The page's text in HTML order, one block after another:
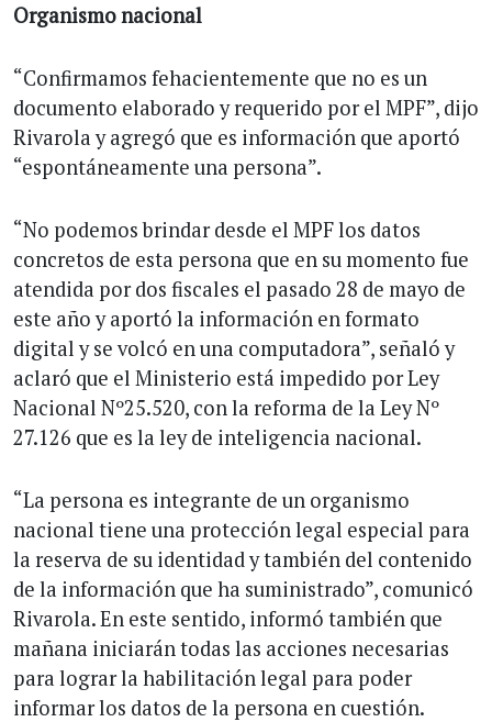
Organismo nacional
“Confirmamos fehacientemente que no es un
documento elaborado y requerido por el MPF”, dijo
Rivarola y agregó que es información que aportó
“espontáneamente una persona”.
“No podemos brindar desde el MPF los datos
concretos de esta persona que en su momento fue
atendida por dos fiscales el pasado 28 de mayo de
este año y aportó la información en formato
digital y se volcó en una computadora”, señaló y
aclaró que el Ministerio está impedido por Ley
Nacional Nº25.520, con la reforma de la Ley Nº
27.126 que es la ley de inteligencia nacional.
“La persona es integrante de un organismo
nacional tiene una protección legal especial para
la reserva de su identidad y también del contenido
de la información que ha suministrado”, comunicó
Rivarola. En este sentido, informó también que
mañana iniciarán todas las acciones necesarias
para lograr la habilitación legal para poder
informar los datos de la persona en cuestión.